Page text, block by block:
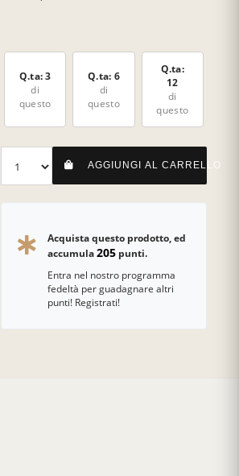
Q.ta: 3
di
questo
Q.ta: 6
di
questo
Q.ta:
12
di
questo
AGGIUNGI AL CARRELLO
Acquista questo prodotto, ed
accumula205 punti.
Entra nel nostro programma
fedeltà per guadagnare altri
punti! Registrati!